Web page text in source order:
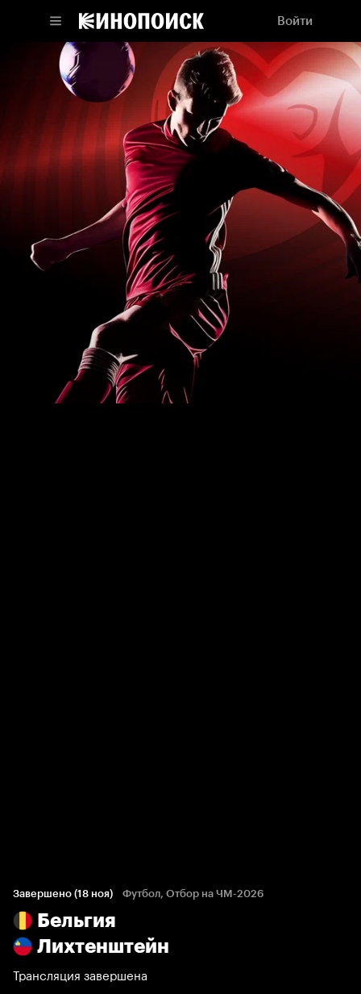
Войти
Завершено (18 ноя) Футбол, Отбор на ЧМ-2026
Бельгия
Лихтенштейн
Трансляция завершена
83%